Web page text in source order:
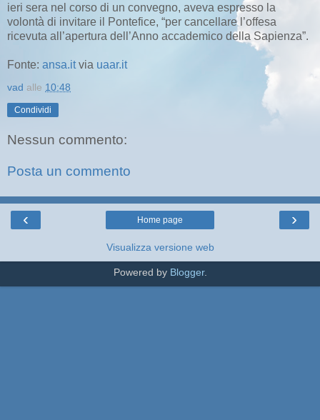
ieri sera nel corso di un convegno, aveva espresso la
volontà di invitare il Pontefice, “per cancellare l’offesa
ricevuta all’apertura dell’Anno accademico della Sapienza”.
Fonte: ansa.itvia uaar.it
vad alle 10:48
Condividi
Nessun commento:
Posta un commento
‹ ›
Home page
Visualizza versione web
Powered by Blogger.